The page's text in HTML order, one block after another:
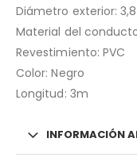
Diámetro exterior:
Material del
Revestimiento: PVC
Color: Negro
Longitud: 3m
INFORMACIÓN